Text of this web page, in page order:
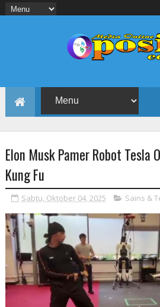
Elon Musk Pamer Robot Tesla
Kung Fu
Sabtu, Oktober 04, 2025 Sains &